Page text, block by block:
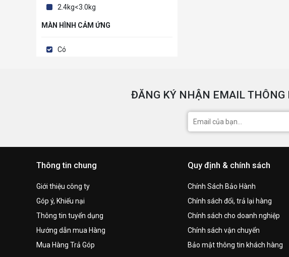
2.4kg<3.0kg
MÀN HÌNH CẢM ỨNG
Có
ĐĂNG KÝ NHẬN EMAIL
Thông tin chung
Giới thiệu công ty
Góp ý, Khiếu nại
Thông tin tuyển dụng
Hướng dẫn mua Hàng
Mua Hàng Trả Góp
Quy định & chính sách
Chính Sách Bảo Hành
Chính sách đổi, trả lại hàng
Chính sách cho doanh nghiệp
Chính sách vận chuyển
Bảo mật thông tin khách hàng